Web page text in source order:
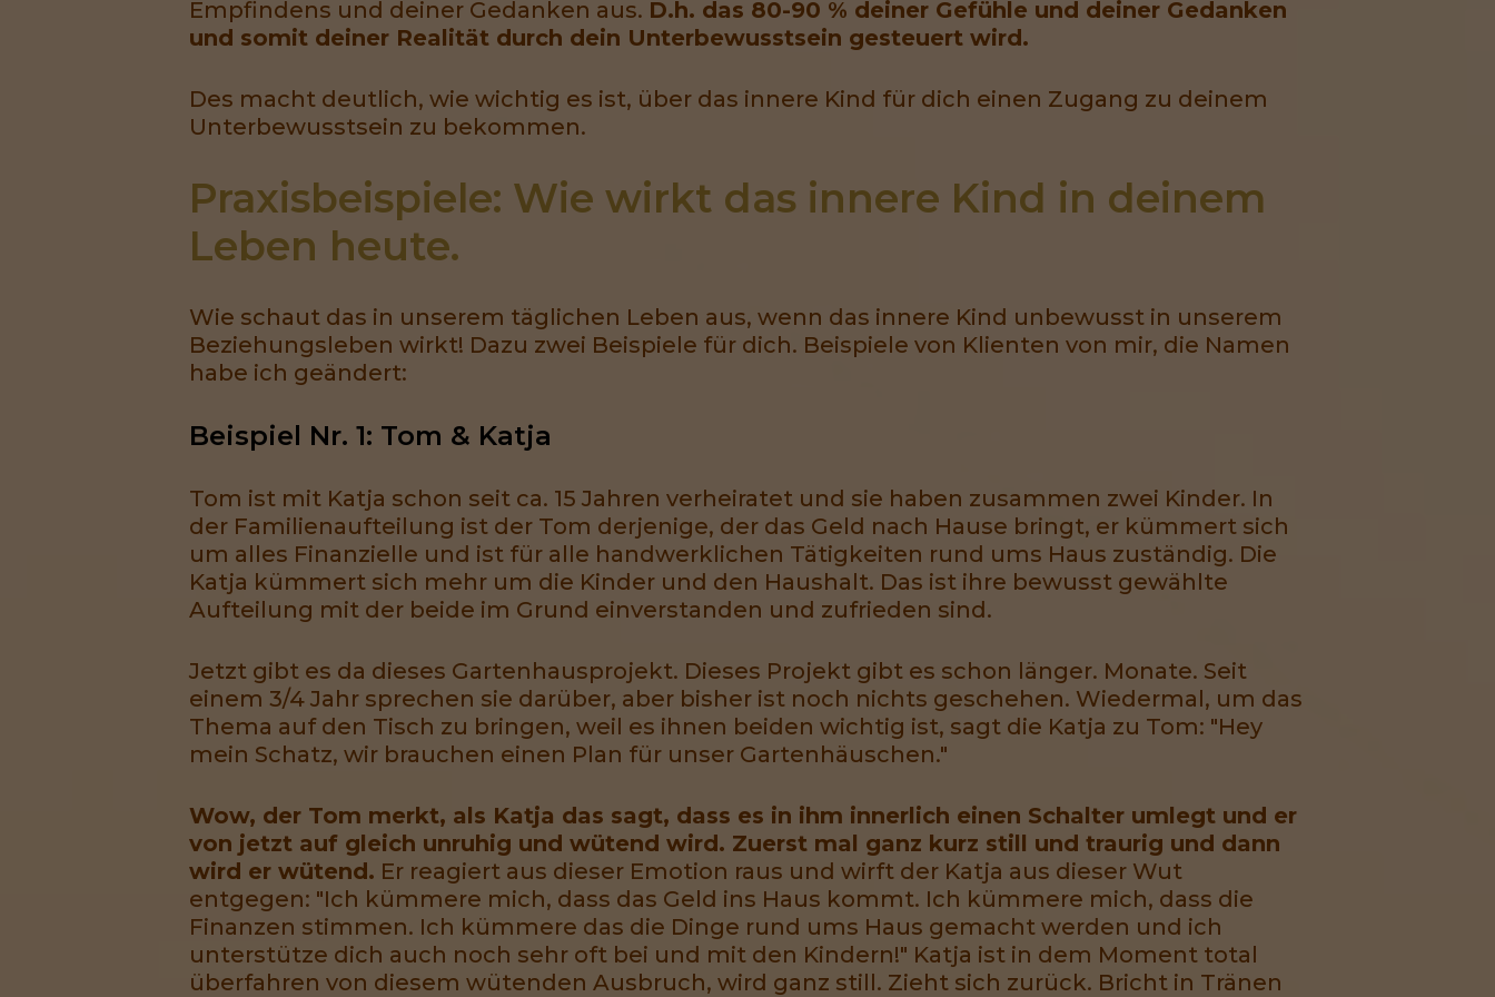
Empfindens und deiner Gedanken aus. D.h. das 80-90 % deiner Gefühle und deiner Gedanken
und somit deiner Realität durch dein Unterbewusstsein gesteuert wird.
Des macht deutlich, wie wichtig es ist, über das innere Kind für dich einen Zugang zu deinem
Unterbewusstsein zu bekommen.
Praxisbeispiele: Wie wirkt das innere Kind in deinem
Leben heute.
Wie schaut das in unserem täglichen Leben aus, wenn das innere Kind unbewusst in unserem
Beziehungsleben wirkt! Dazu zwei Beispiele für dich. Beispiele von Klienten von mir, die Namen
habe ich geändert:
Beispiel Nr. 1: Tom & Katja
Tom ist mit Katja schon seit ca. 15 Jahren verheiratet und sie haben zusammen zwei Kinder. In
der Familienaufteilung ist der Tom derjenige, der das Geld nach Hause bringt, er kümmert sich
um alles Finanzielle und ist für alle handwerklichen Tätigkeiten rund ums Haus zuständig. Die
Katja kümmert sich mehr um die Kinder und den Haushalt. Das ist ihre bewusst gewählte
Aufteilung mit der beide im Grund einverstanden und zufrieden sind.
Jetzt gibt es da dieses Gartenhausprojekt. Dieses Projekt gibt es schon länger. Monate. Seit
einem 3/4 Jahr sprechen sie darüber, aber bisher ist noch nichts geschehen. Wiedermal, um das
Thema auf den Tisch zu bringen, weil es ihnen beiden wichtig ist, sagt die Katja zu Tom: "Hey
mein Schatz, wir brauchen einen Plan für unser Gartenhäuschen."
Wow, der Tom merkt, als Katja das sagt, dass es in ihm innerlich einen Schalter umlegt und er
von jetzt auf gleich unruhig und wütend wird. Zuerst mal ganz kurz still und traurig und dann
wird er wütend. Er reagiert aus dieser Emotion raus und wirft der Katja aus dieser Wut
entgegen: "Ich kümmere mich, dass das Geld ins Haus kommt. Ich kümmere mich, dass die
Finanzen stimmen. Ich kümmere das die Dinge rund ums Haus gemacht werden und ich
unterstütze dich auch noch sehr oft bei und mit den Kindern!" Katja ist in dem Moment total
überfahren von diesem wütenden Ausbruch, wird ganz still. Zieht sich zurück. Bricht in Tränen